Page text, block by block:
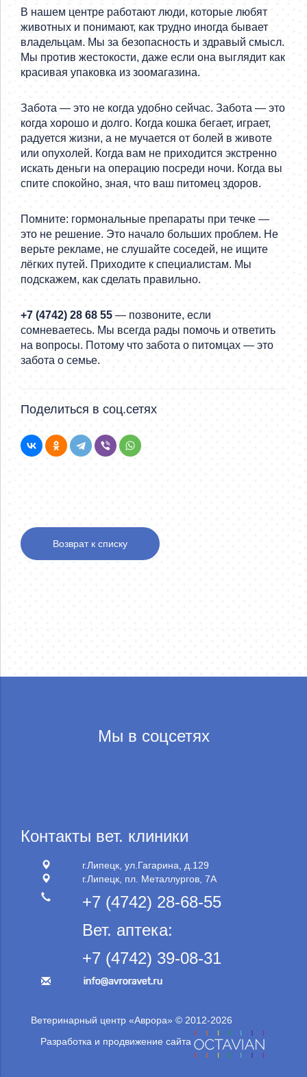
В нашем центре работают люди, которые любят
животных и понимают, как трудно иногда бывает
владельцам. Мы за безопасность и здравый смысл.
Мы против жестокости, даже если она выглядит как
красивая упаковка из зоомагазина.
Забота — это не когда удобно сейчас. Забота — это
когда хорошо и долго. Когда кошка бегает, играет,
радуется жизни, а не мучается от болей в животе
или опухолей. Когда вам не приходится экстренно
искать деньги на операцию посреди ночи. Когда вы
спите спокойно, зная, что ваш питомец здоров.
Помните: гормональные препараты при течке —
это не решение. Это начало больших проблем. Не
верьте рекламе, не слушайте соседей, не ищите
лёгких путей. Приходите к специалистам. Мы
подскажем, как сделать правильно.
+7 (4742) 28 68 55 — позвоните, если
сомневаетесь. Мы всегда рады помочь и ответить
на вопросы. Потому что забота о питомцах — это
забота о семье.
Поделиться в соц.сетях
Возврат к списку
Мы в соцсетях
Контакты вет. клиники
г.Липецк, ул.Гагарина, д.129
г.Липецк, пл. Металлургов, 7А
+7 (4742) 28-68-55
Вет. аптека:
+7 (4742) 39-08-31
Ветеринарный центр «Аврора» © 2012-2026
Разработка и продвижение сайта